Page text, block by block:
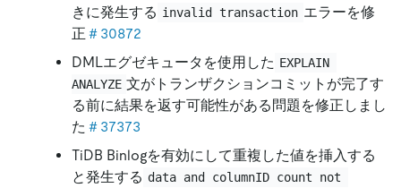
きに発生する invalid transaction エラーを修
正 ＃30872
DMLエグゼキュータを使用した EXPLAIN
ANALYZE 文がトランザクションコミットが完了す
る前に結果を返す可能性がある問題を修正しまし
た ＃37373
TiDB Binlogを有効にして重複した値を挿入する
と発生する data and columnID count not